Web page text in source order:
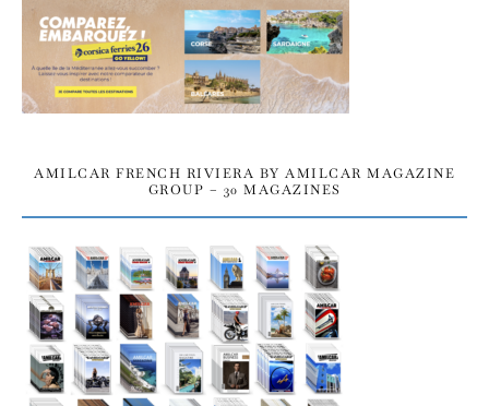
AMILCAR FRENCH RIVIERA BY AMILCAR MAGAZINE
GROUP – 30 MAGAZINES